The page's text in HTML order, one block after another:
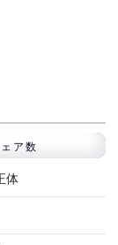
ア数
体